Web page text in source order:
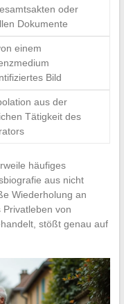
oder
Dokumente
einem
Bild
aus der
Tätigkeit des
häufiges
aus nicht
Wiederholung an
Privatleben von
stößt genau auf